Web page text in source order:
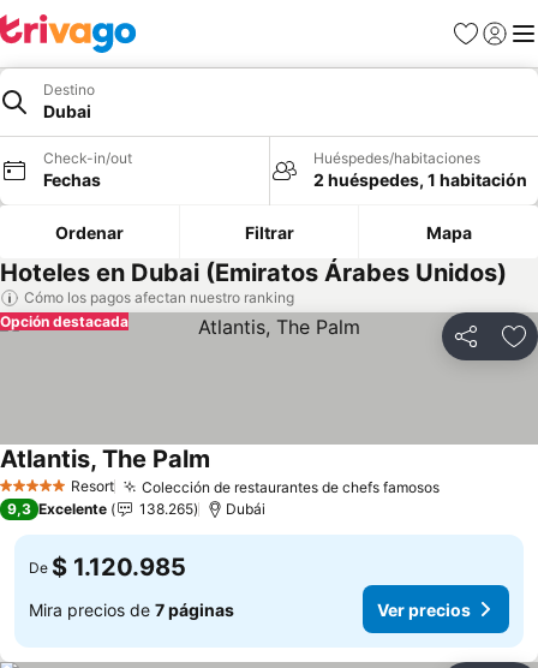
Favoritos
Iniciar
Destino
Dubai
Check-in/out
Fechas
Huéspedes/habitaciones
2 huéspedes, 1 habitación
Ordenar Filtrar Mapa
Hoteles en Dubai (Emiratos Árabes Unidos)
Cómo los pagos afectan nuestro ranking
Compartir
Opción destacada
5 Estrellas Resort Colección de restaurantes de chefs famososVer
Atlantis, The Palm
9,3 Excelente 138.265 Dubái
De $ 1.120.985
Mira precios de 7 páginas Ver precios